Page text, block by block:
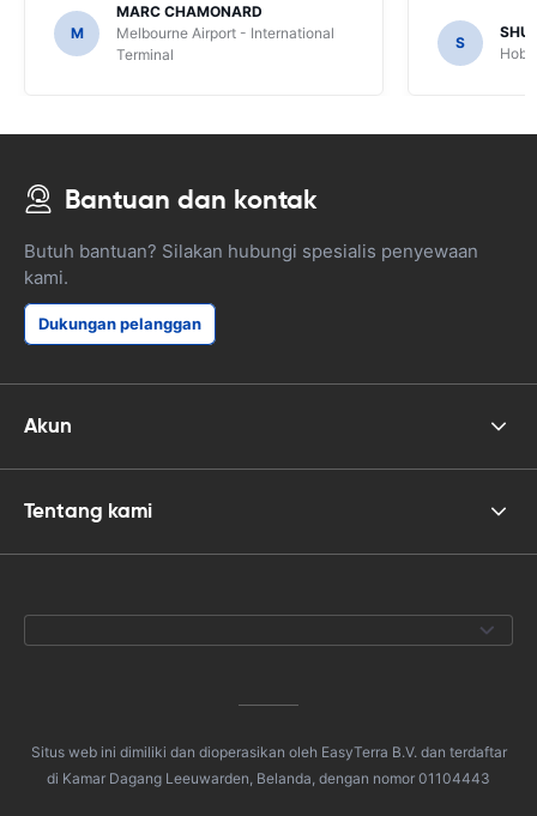
M
MARC CHAMONARD
Melbourne Airport - International
Terminal
S
Bantuan dan kontak
Butuh bantuan? Silakan hubungi spesialis penyewaan
kami.
Dukungan pelanggan
Akun
Tentang kami
Situs web ini dimiliki dan dioperasikan oleh EasyTerra B.V. dan terdaftar
di Kamar Dagang Leeuwarden, Belanda, dengan nomor 01104443